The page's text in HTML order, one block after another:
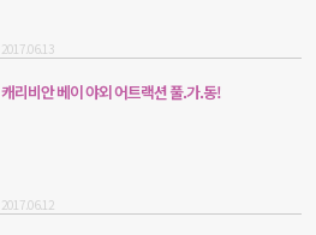
2017.06.13
캐리비안 베이 야외 어트랙션 풀.가.동!
2017.06.12